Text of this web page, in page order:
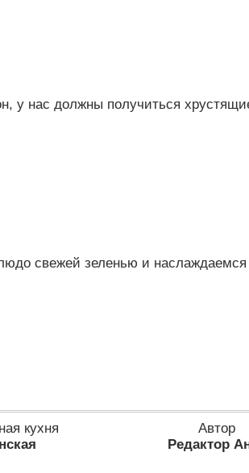
у нас должны получиться
свежей зеленью и наслаждаемся
кухня
Автор
Редактор